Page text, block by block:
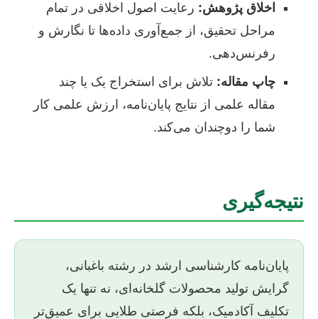
اخلاق پژوهش: رعایت اصول اخلاقی در تمام
مراحل تحقیق، از جمع‌آوری داده‌ها تا نگارش و
رفرنس‌دهی.
چاپ مقاله: تلاش برای استخراج یک یا چند
مقاله علمی از نتایج پایان‌نامه، ارزش علمی کار
شما را دوچندان می‌کند.
نتیجه‌گیری
پایان‌نامه کارشناسی ارشد در رشته باغبانی،
گرایش تولید محصولات گلخانه‌ای، نه تنها یک
تکلیف آکادمیک، بلکه فرصتی طلایی برای عمیق‌تر